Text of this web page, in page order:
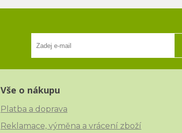
Vše o nákupu
Platba a doprava
Reklamace, výměna a vrácení zboží